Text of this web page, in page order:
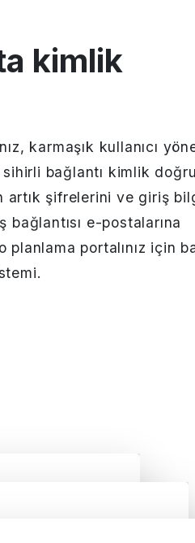
kimlik
karmaşık kullanıcı
sihirli bağlantı kimlik
artık şifrelerini ve giriş
bağlantısı e-postalarına
portalınız için